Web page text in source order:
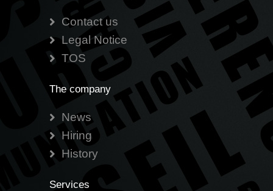
Contact us
Legal Notice
TOS
The company
News
Hiring
History
Services